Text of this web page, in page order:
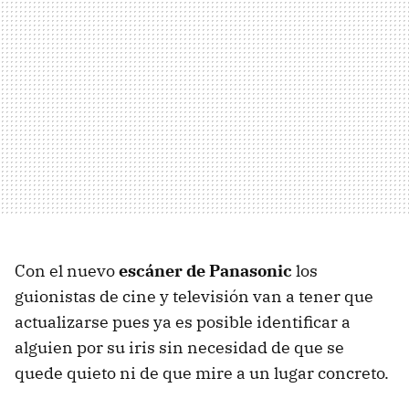
Con el nuevoescáner de Panasonic los
guionistas de cine y televisión van a tener que
actualizarse pues ya es posible identificar a
alguien por su iris sin necesidad de que se
quede quieto ni de que mire a un lugar concreto.